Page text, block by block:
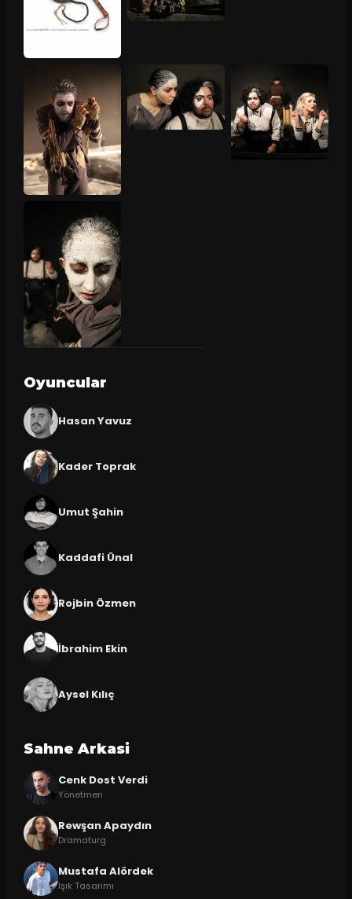
Oyuncular
Hasan Yavuz
Kader Toprak
Umut Şahin
Kaddafi Ünal
Rojbin Özmen
İbrahim Ekin
Aysel Kılıç
Sahne Arkasi
Cenk Dost Verdi
Yönetmen
Rewşan Apaydın
Dramaturg
Mustafa Alördek
Işık Tasarımı